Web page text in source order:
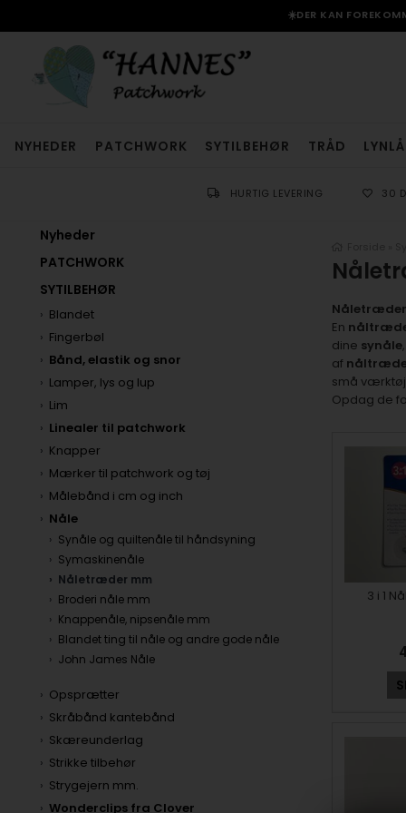
☀️DER KAN
NYHEDER PATCHWORK SYTILBEHØR TRÅD
HURTIG LEVERING 30
Nyheder
PATCHWORK
SYTILBEHØR
Blandet
Fingerbøl
Bånd, elastik og snor
Lamper, lys og lup
Lim
Linealer til patchwork
Knapper
Mærker til patchwork og tøj
Målebånd i cm og inch
Nåle
Synåle og quiltenåle til håndsyning
Symaskinenåle
Nåletræder mm
Broderi nåle mm
Knappenåle, nipsenåle mm
Blandet ting til nåle og andre gode nåle
John James Nåle
Opsprætter
Skråbånd kantebånd
Skæreunderlag
Strikke tilbehør
Strygejern mm.
Wonderclips fra Clover
En
dine synåle
af
små
Opdag de
3 i 1